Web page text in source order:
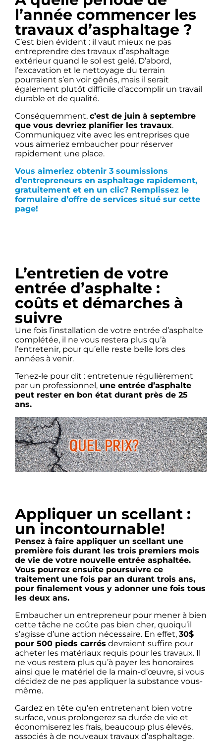
l’année commencer les
travaux d’asphaltage ?
C’est bien évident : il vaut mieux ne pas
entreprendre des travaux d’asphaltage
extérieur quand le sol est gelé. D’abord,
l’excavation et le nettoyage du terrain
pourraient s’en voir gênés, mais il serait
également plutôt difficile d’accomplir un travail
durable et de qualité.
Conséquemment, c’est de juin à septembre
que vous devriez planifier les travaux.
Communiquez vite avec les entreprises que
vous aimeriez embaucher pour réserver
rapidement une place.
Vous aimeriez obtenir 3 soumissions
d’entrepreneurs en asphaltage rapidement,
gratuitement et en un clic? Remplissez le
formulaire d’offre de services situé sur cette
page!
L’entretien de votre
entrée d’asphalte :
coûts et démarches à
suivre
Une fois l’installation de votre entrée d’asphalte
complétée, il ne vous restera plus qu’à
l’entretenir, pour qu’elle reste belle lors des
années à venir.
Tenez-le pour dit : entretenue régulièrement
par un professionnel, une entrée d’asphalte
peut rester en bon état durant près de 25
ans.
Appliquer un scellant :
un incontournable!
Pensez à faire appliquer un scellant une
première fois durant les trois premiers mois
de vie de votre nouvelle entrée asphaltée.
Vous pourrez ensuite poursuivre ce
traitement une fois par an durant trois ans,
pour finalement vous y adonner une fois tous
les deux ans.
Embaucher un entrepreneur pour mener à bien
cette tâche ne coûte pas bien cher, quoiqu’il
s’agisse d’une action nécessaire. En effet, 30$
pour 500 pieds carrés devraient suffire pour
acheter les matériaux requis pour les travaux. Il
ne vous restera plus qu’à payer les honoraires
ainsi que le matériel de la main-d’œuvre, si vous
décidez de ne pas appliquer la substance vous-
même.
Gardez en tête qu’en entretenant bien votre
surface, vous prolongerez sa durée de vie et
économiserez les frais, beaucoup plus élevés,
associés à de nouveaux travaux d’asphaltage.